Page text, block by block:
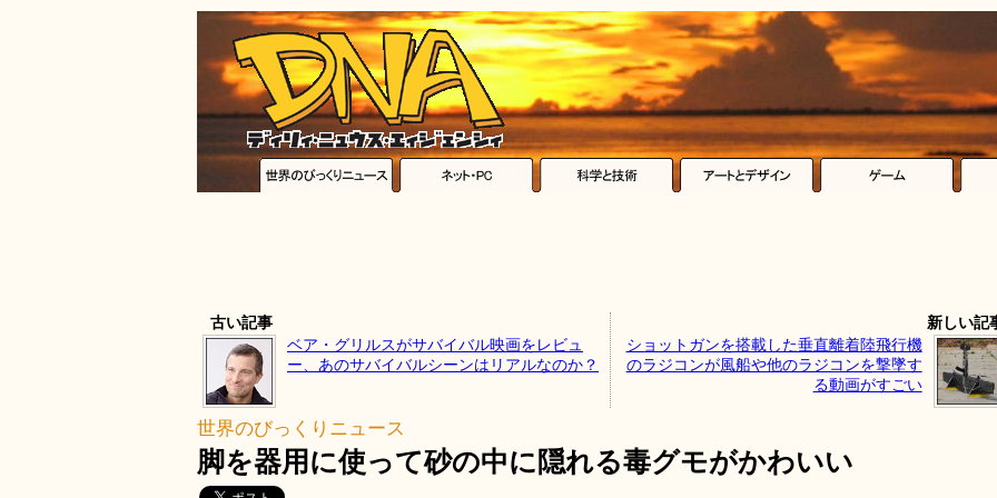
古い記事
ベア・グリルスがサバイバル映画をレビュ
ー、あのサバイバルシーンはリアルなのか？
新しい記
ショットガンを搭載した垂直離着陸飛行機
のラジコンが風船や他のラジコンを撃墜す
る動画がすごい
世界のびっくりニュース
脚を器用に使って砂の中に隠れる毒グモがかわいい